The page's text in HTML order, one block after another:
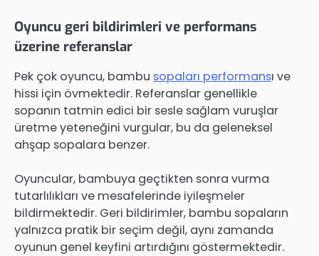
Oyuncu geri bildirimleri ve performans
üzerine referanslar
Pek çok oyuncu, bambu sopaları performansı ve
hissi için övmektedir. Referanslar genellikle
sopanın tatmin edici bir sesle sağlam vuruşlar
üretme yeteneğini vurgular, bu da geleneksel
ahşap sopalara benzer.
Oyuncular, bambuya geçtikten sonra vurma
tutarlılıkları ve mesafelerinde iyileşmeler
bildirmektedir. Geri bildirimler, bambu sopaların
yalnızca pratik bir seçim değil, aynı zamanda
oyunun genel keyfini artırdığını göstermektedir.